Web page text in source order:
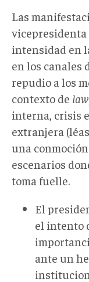
Las
vicepresidenta
intensidad en
en los canales
repudio a los
contexto de
interna, crisis
extranjera
una
escenarios
toma fuelle.
El
el intento
ante un